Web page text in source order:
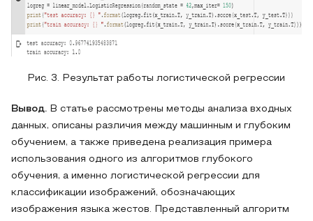
Рис. 3. Результат работы логистической регрессии
Вывод. В статье рассмотрены методы анализа входных
данных, описаны различия между машинным и глубоким
обучением, а также приведена реализация примера
использования одного из алгоритмов глубокого
обучения, а именно логистической регрессии для
классификации изображений, обозначающих
изображения языка жестов. Представленный алгоритм